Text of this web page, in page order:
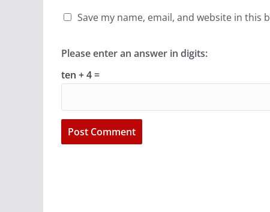
Save my name, email, and website in
Please enter an answer in digits:
ten + 4 =